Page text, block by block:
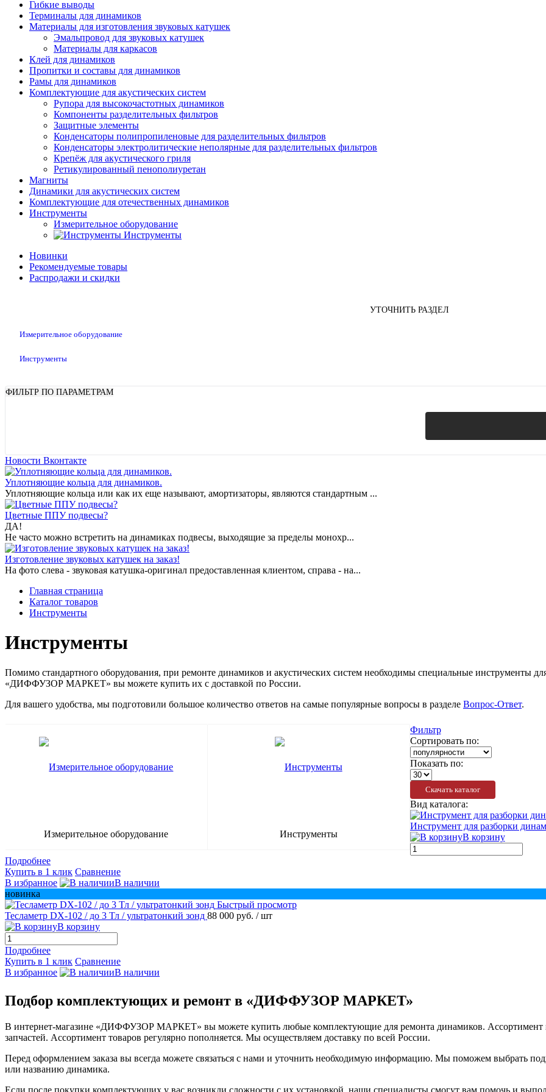
Гибкие выводы
Терминалы для динамиков
Материалы для изготовления звуковых катушек
Эмальпровод для звуковых катушек
Материалы для каркасов
Клей для динамиков
Пропитки и составы для динамиков
Рамы для динамиков
Комплектующие для акустических систем
Рупора для высокочастотных динамиков
Компоненты разделительных фильтров
Защитные элементы
Конденсаторы полипропиленовые для разделительных фильтров
Конденсаторы электролитические неполярные для разделительных фильтров
Крепёж для акустического гриля
Ретикулированный пенополиуретан
Магниты
Динамики для акустических систем
Комплектующие для отечественных динамиков
Инструменты
Измерительное оборудование
Инструменты
Новинки
Рекомендуемые товары
Распродажи и скидки
УТОЧНИТЬ РАЗДЕЛ
Измерительное оборудование
Инструменты
ФИЛЬТР ПО ПАРАМЕТРАМ
Новости Вконтакте
Уплотняющие кольца для динамиков.
Уплотняющие кольца или как их еще называют, амортизаторы, являются стандартным ...
Цветные ППУ подвесы?
ДА!
Не часто можно встретить на динамиках подвесы, выходящие за пределы монохр...
Изготовление звуковых катушек на заказ!
На фото слева - звуковая катушка-оригинал предоставленная клиентом, справа - на...
Главная страница
Каталог товаров
Инструменты
Инструменты
Помимо стандартного оборудования, при ремонте динамиков и акустических систем необходимы специальные инструменты
«ДИФФУЗОР МАРКЕТ» вы можете купить их с доставкой по России.
Для вашего удобства, мы подготовили большое количество ответов на самые популярные вопросы в разделе Вопрос-Ответ.
Измерительное оборудование Инструменты
Фильтр
Сортировать по:
Показать по:
Скачать каталог
Вид каталога:
Инструмент для разборки
В корзину
Подробнее
Купить в 1 клик Сравнение
В избранное
В наличии
новинка
Быстрый просмотр
Тесламетр DX-102 / до 3 Тл / ультратонкий зонд 88 000 руб. / шт
В корзину
Подробнее
Купить в 1 клик Сравнение
В избранное
В наличии
Подбор комплектующих и ремонт в «ДИФФУЗОР МАРКЕТ»
В интернет-магазине «ДИФФУЗОР МАРКЕТ» вы можете купить любые комплектующие для ремонта динамиков. Ассортимент
запчастей. Ассортимент товаров регулярно пополняется. Мы осуществляем доставку по всей России.
Перед оформлением заказа вы всегда можете связаться с нами и уточнить необходимую информацию. Мы поможем выбрать
или названию динамика.
Если после покупки комплектующих у вас возникли сложности с их установкой, наши специалисты смогут вам помочь и